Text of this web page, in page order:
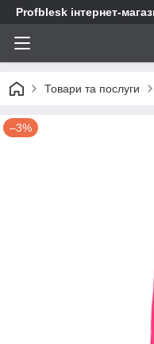
Profblesk інтернет-
Товари та послуги
–3%